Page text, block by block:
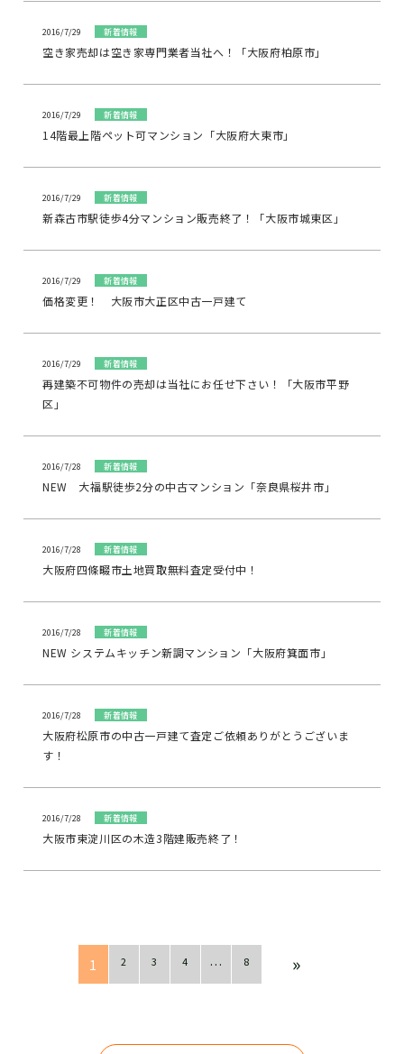
2016/7/29 新着情報
空き家売却は空き家専門業者当社へ！「大阪府柏原市」
2016/7/29 新着情報
14階最上階ペット可マンション「大阪府大東市」
2016/7/29 新着情報
新森古市駅徒歩4分マンション販売終了！「大阪市城東区」
2016/7/29 新着情報
価格変更！ 大阪市大正区中古一戸建て
2016/7/29 新着情報
再建築不可物件の売却は当社にお任せ下さい！「大阪市平野
区」
2016/7/28 新着情報
NEW 大福駅徒歩2分の中古マンション「奈良県桜井市」
2016/7/28 新着情報
大阪府四條畷市土地買取無料査定受付中！
2016/7/28 新着情報
NEW システムキッチン新調マンション「大阪府箕面市」
2016/7/28 新着情報
大阪府松原市の中古一戸建て査定ご依頼ありがとうございま
す！
2016/7/28 新着情報
大阪市東淀川区の木造3階建販売終了！
1 2 3 4 … 8 »